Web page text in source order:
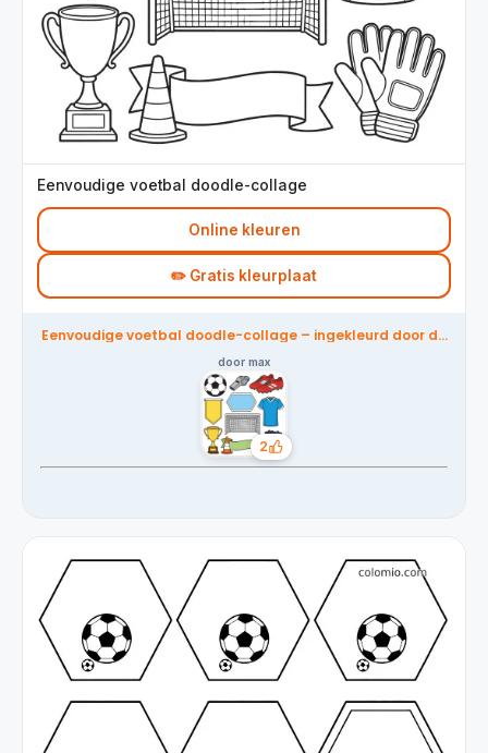
Eenvoudige voetbal doodle-collage
Online kleuren
✏️ Gratis kleurplaat
Eenvoudige voetbal doodle-collage – ingekleurd door de
door max
2
Likes